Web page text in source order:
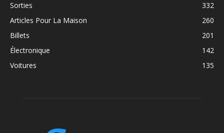
Sorties
332
Articles Pour La Maison
260
Billets
201
Électronique
142
Voitures
135